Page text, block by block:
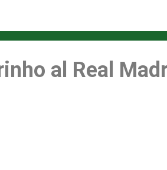
al Real